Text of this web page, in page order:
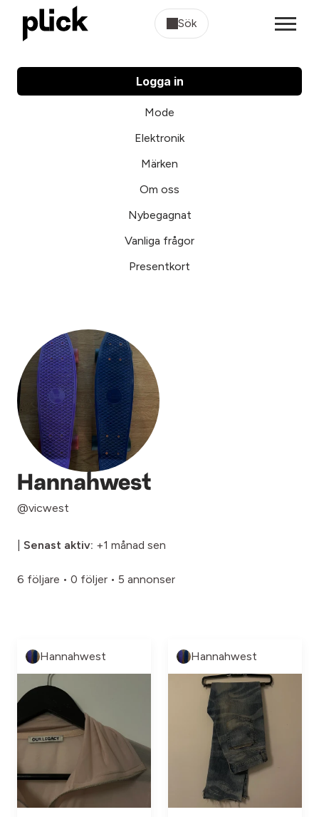
Sök
Logga in
Mode
Elektronik
Märken
Om oss
Nybegagnat
Vanliga frågor
Presentkort
Hannahwest
@vicwest
Senast aktiv: +1 månad sen
6 följare • 0 följer • 5 annonser
Hannahwest Hannahwest